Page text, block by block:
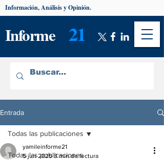
Informe 21
Información, Análisis y Opinión.
Entrada
Todas las publicaciones
Todas las publicaciones
yamileinforme21
5 jun 2025 3 min de lectura